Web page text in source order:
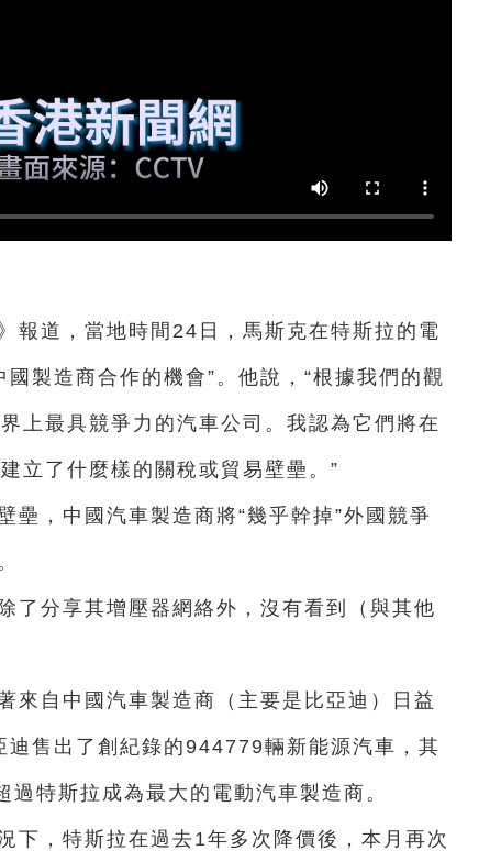
報道， 當地時間24日，馬斯克在特斯拉的電
製造商合作的機會”。他說，“根據我們的觀
上最具競爭力的汽車公司。我認為它們將在
立了什麼樣的關稅或貿易壁壘。”
壘，中國汽車製造商將“幾乎幹掉”外國競爭
了分享其增壓器網絡外，沒有看到（與其他
來自中國汽車製造商（主要是比亞迪）日益
售出了創紀錄的944779輛新能源汽車，其
特斯拉成為最大的電動汽車製造商。
下，特斯拉在過去1年多次降價後，本月再次